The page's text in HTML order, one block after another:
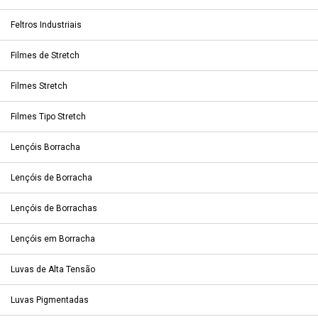
Feltros Industriais
Filmes de Stretch
Filmes Stretch
Filmes Tipo Stretch
Lençóis Borracha
Lençóis de Borracha
Lençóis de Borrachas
Lençóis em Borracha
Luvas de Alta Tensão
Luvas Pigmentadas